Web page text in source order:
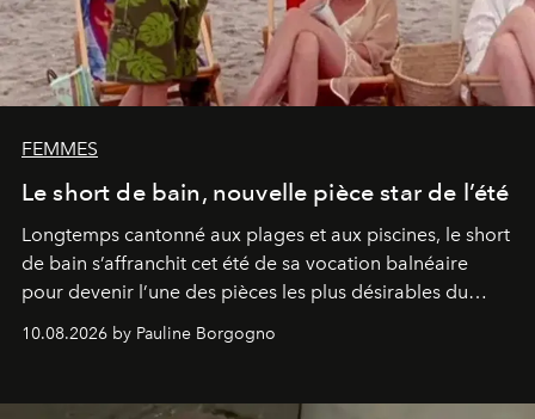
FEMMES
Le short de bain, nouvelle pièce star de l’été
Longtemps cantonné aux plages et aux piscines, le short
de bain s’affranchit cet été de sa vocation balnéaire
pour devenir l’une des pièces les plus désirables du
10.08.2026 by Pauline Borgogno